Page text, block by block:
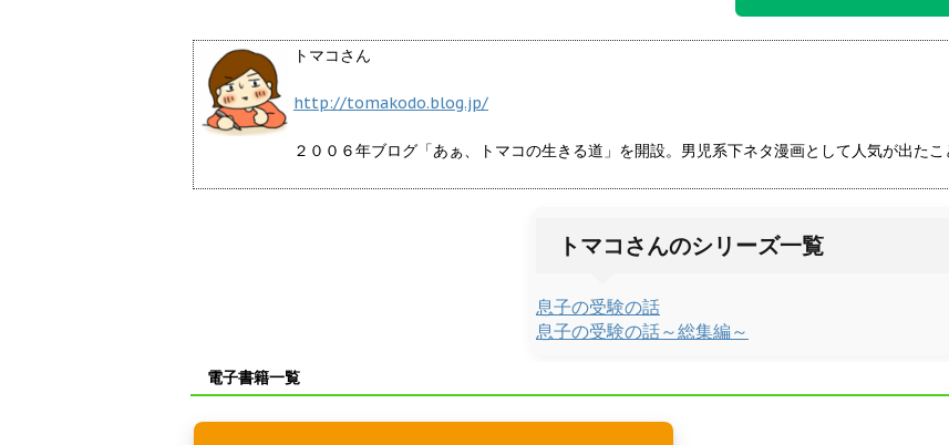
トマコさん
http://tomakodo.blog.jp/
２００６年ブログ「あぁ、トマコの生きる道」を開設。男児系下ネタ漫画として人気が出
トマコさんのシリーズ一覧
息子の受験の話
息子の受験の話～総集編～
電子書籍一覧